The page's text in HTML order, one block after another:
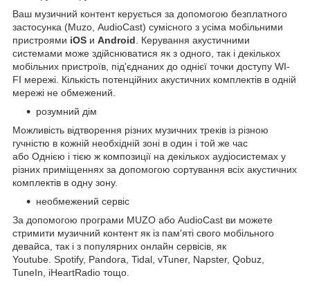
Ваш музичний контент керується за допомогою безплатного
застосунка (Muzo, AudioCast) сумісного з усіма мобільними
пристроями iOS и Android . Керування акустичними
системами може здійснюватися як з одного, так і декількох
мобільних пристроїв, під'єднаних до однієї точки доступу WI-
FI мережі. Кількість потенційних акустичних комплектів в одній
мережі не обмежений.
розумний дім
Можливість відтворення різних музичних треків із різною
гучністю в кожній необхідній зоні в один і той же час
або Однією і тією ж композиції на декількох аудіосистемах у
різних приміщеннях за допомогою сортування всіх акустичних
комплектів в одну зону.
необмежений сервіс
За допомогою програми MUZO або AudioCast ви можете
стримити музичний контент як із пам'яті свого мобільного
девайса, так і з популярних онлайн сервісів, як
Youtube. Spotify, Pandora, Tidal, vTuner, Napster, Qobuz,
TuneIn, iHeartRadio тощо.